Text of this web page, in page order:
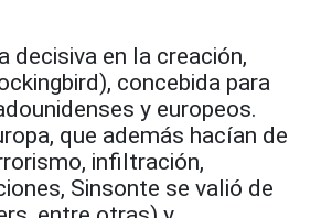
decisiva en la creación,
concebida para
y europeos.
que además hacían de
infiltración,
Sinsonte se valió de